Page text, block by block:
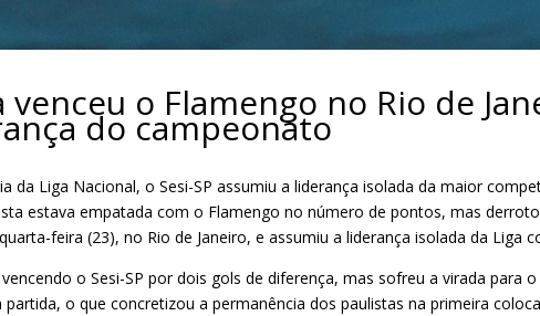
o Flamengo no Rio de
do campeonato
da Liga Nacional, o Sesi-SP assumiu a liderança isolada da maior
estava empatada com o Flamengo no número de pontos, mas
feira (23), no Rio de Janeiro, e assumiu a liderança isolada da Liga
o Sesi-SP por dois gols de diferença, mas sofreu a virada para o
o que concretizou a permanência dos paulistas na primeira